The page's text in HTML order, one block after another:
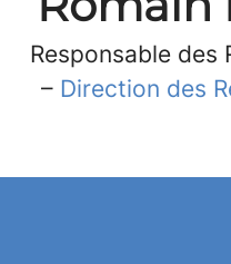
Responsable des
– Direction des